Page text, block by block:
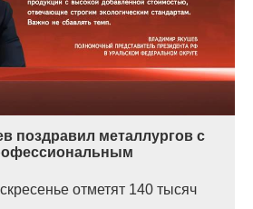
поздравил металлургов с
отметят 140 тысяч